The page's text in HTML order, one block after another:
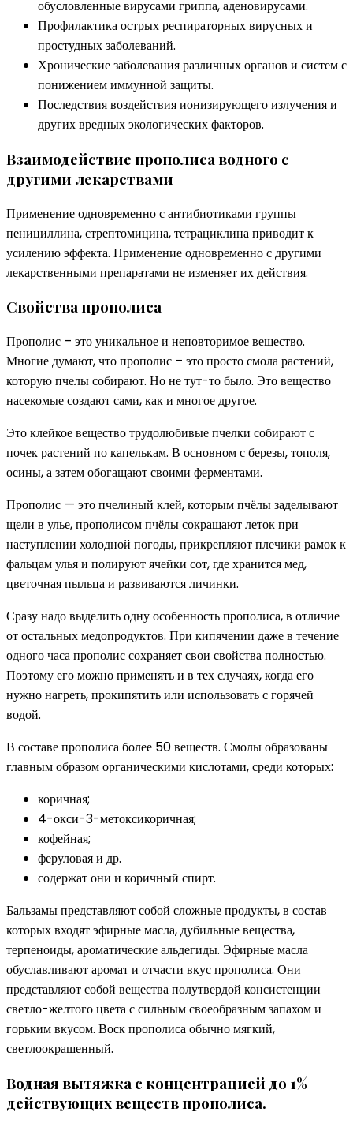
обусловленные вирусами гриппа, аденовирусами.
Профилактика острых респираторных вирусных и
простудных заболеваний.
Хронические заболевания различных органов и систем с
понижением иммунной защиты.
Последствия воздействия ионизирующего излучения и
других вредных экологических факторов.
Взаимодействие прополиса водного с
другими лекарствами
Применение одновременно с антибиотиками группы
пенициллина, стрептомицина, тетрациклина приводит к
усилению эффекта. Применение одновременно с другими
лекарственными препаратами не изменяет их действия.
Свойства прополиса
Прополис – это уникальное и неповторимое вещество.
Многие думают, что прополис – это просто смола растений,
которую пчелы собирают. Но не тут-то было. Это вещество
насекомые создают сами, как и многое другое.
Это клейкое вещество трудолюбивые пчелки собирают с
почек растений по капелькам. В основном с березы, тополя,
осины, а затем обогащают своими ферментами.
Прополис — это пчелиный клей, которым пчёлы заделывают
щели в улье, прополисом пчёлы сокращают леток при
наступлении холодной погоды, прикрепляют плечики рамок к
фальцам улья и полируют ячейки сот, где хранится мед,
цветочная пыльца и развиваются личинки.
Сразу надо выделить одну особенность прополиса, в отличие
от остальных медопродуктов. При кипячении даже в течение
одного часа прополис сохраняет свои свойства полностью.
Поэтому его можно применять и в тех случаях, когда его
нужно нагреть, прокипятить или использовать с горячей
водой.
В составе прополиса более 50 веществ. Смолы образованы
главным образом органическими кислотами, среди которых:
коричная;
4-окси-3-метоксикоричная;
кофейная;
феруловая и др.
содержат они и коричный спирт.
Бальзамы представляют собой сложные продукты, в состав
которых входят эфирные масла, дубильные вещества,
терпеноиды, ароматические альдегиды. Эфирные масла
обуславливают аромат и отчасти вкус прополиса. Они
представляют собой вещества полутвердой консистенции
светло-желтого цвета с сильным своеобразным запахом и
горьким вкусом. Воск прополиса обычно мягкий,
светлоокрашенный.
Водная вытяжка с концентрацией до 1%
действующих веществ прополиса.